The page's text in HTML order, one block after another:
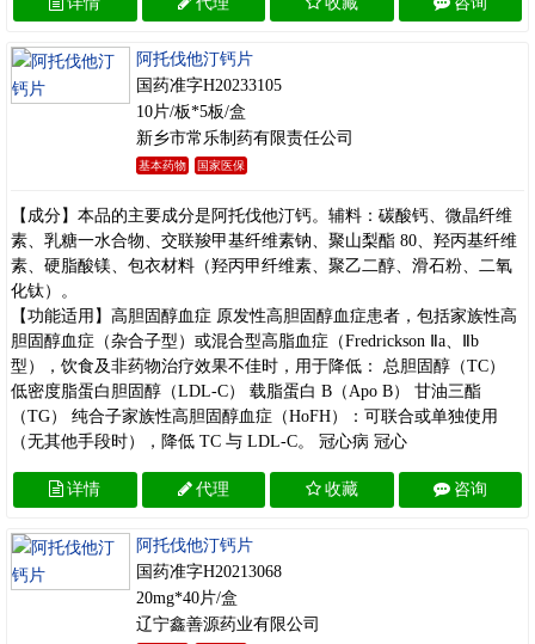
阿托伐他汀钙片
国药准字H20233105
10片/板*5板/盒
新乡市常乐制药有限责任公司
基本药物 国家医保
【成分】本品的主要成分是阿托伐他汀钙。辅料：碳酸钙、微晶纤维
素、乳糖一水合物、交联羧甲基纤维素钠、聚山梨酯 80、羟丙基纤维
素、硬脂酸镁、包衣材料（羟丙甲纤维素、聚乙二醇、滑石粉、二氧
化钛）。
【功能适用】高胆固醇血症 原发性高胆固醇血症患者，包括家族性高
胆固醇血症（杂合子型）或混合型高脂血症（Fredrickson Ⅱa、Ⅱb
型），饮食及非药物治疗效果不佳时，用于降低： 总胆固醇（TC）
低密度脂蛋白胆固醇（LDL‑C） 载脂蛋白 B（Apo B） 甘油三酯
（TG） 纯合子家族性高胆固醇血症（HoFH）：可联合或单独使用
（无其他手段时），降低 TC 与 LDL‑C。 冠心病 冠心
详情 代理 收藏 咨询
阿托伐他汀钙片
国药准字H20213068
20mg*40片/盒
辽宁鑫善源药业有限公司